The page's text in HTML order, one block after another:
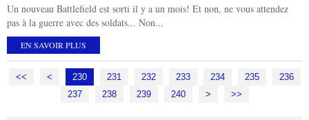
Un nouveau Battlefield est sorti il y a un mois! Et non, ne vous attendez
pas à la guerre avec des soldats... Non...
EN SAVOIR PLUS
<< < 200
210
220
230 231 232 233 234 235
236
237
238 239 240 250
> >>